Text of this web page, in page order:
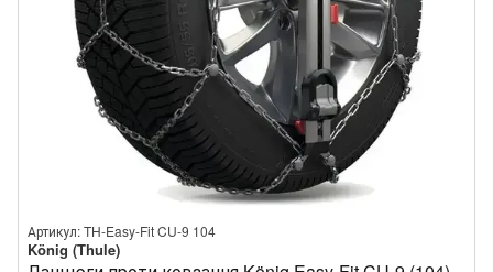
Артикул: TH-Easy-Fit CU-9 104
König (Thule)